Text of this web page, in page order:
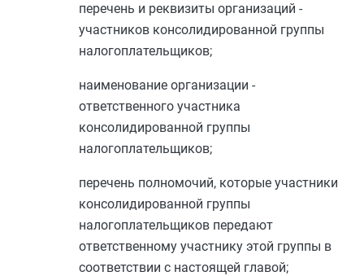
перечень и реквизиты организаций -
участников консолидированной группы
налогоплательщиков;
наименование организации -
ответственного участника
консолидированной группы
налогоплательщиков;
перечень полномочий, которые участники
консолидированной группы
налогоплательщиков передают
ответственному участнику этой группы в
соответствии с настоящей главой;